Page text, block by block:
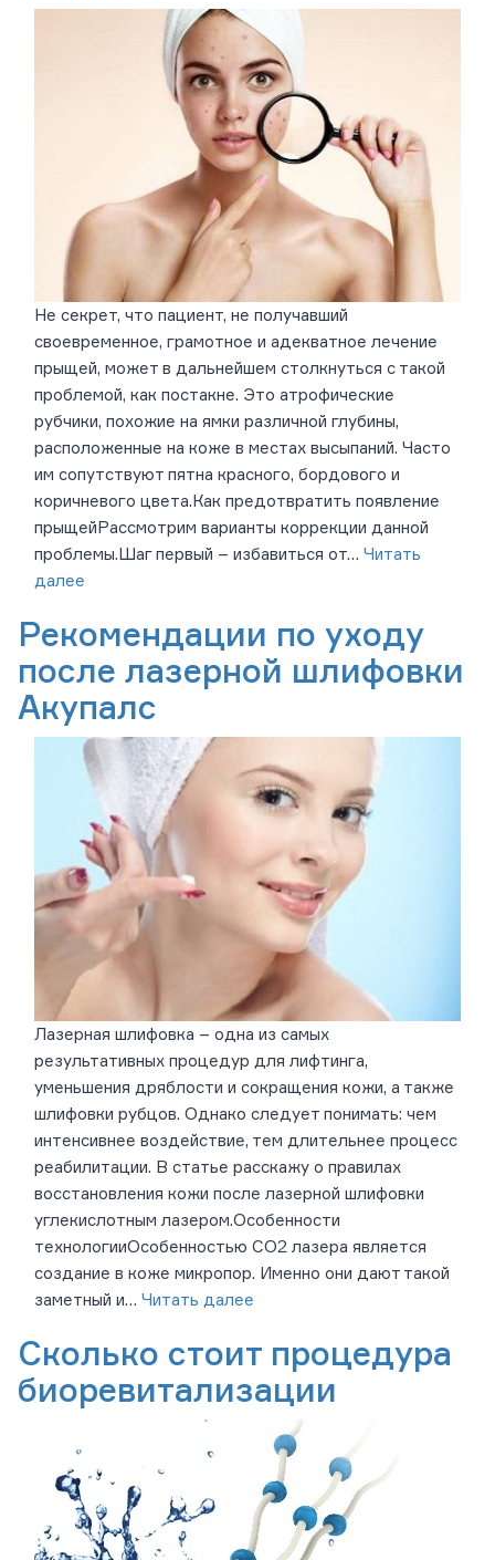
Не секрет, что пациент, не получавший
своевременное, грамотное и адекватное лечение
прыщей, может в дальнейшем столкнуться с такой
проблемой, как постакне. Это атрофические
рубчики, похожие на ямки различной глубины,
расположенные на коже в местах высыпаний. Часто
им сопутствуют пятна красного, бордового и
коричневого цвета.Как предотвратить появление
прыщейРассмотрим варианты коррекции данной
проблемы.Шаг первый – избавиться от… Читать
далее
Рекомендации по уходу
после лазерной шлифовки
Акупалс
Лазерная шлифовка – одна из самых
результативных процедур для лифтинга,
уменьшения дряблости и сокращения кожи, а также
шлифовки рубцов. Однако следует понимать: чем
интенсивнее воздействие, тем длительнее процесс
реабилитации. В статье расскажу о правилах
восстановления кожи после лазерной шлифовки
углекислотным лазером.Особенности
технологииОсобенностью СО2 лазера является
создание в коже микропор. Именно они дают такой
заметный и… Читать далее
Сколько стоит процедура
биоревитализации